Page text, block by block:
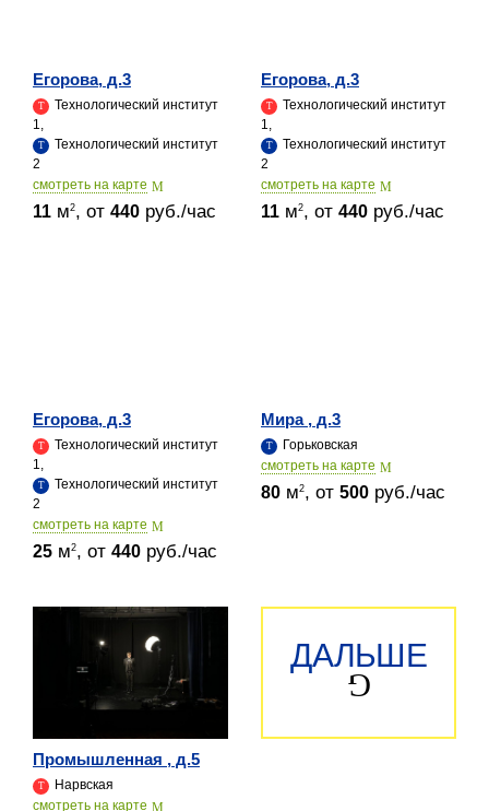
Егорова, д.3
Технологический институт
1,
Технологический институт
2
cмотреть на карте
11 м2, от 440 руб./час
Егорова, д.3
Технологический институт
1,
Технологический институт
2
cмотреть на карте
11 м2, от 440 руб./час
Егорова, д.3
Технологический институт
1,
Технологический институт
2
cмотреть на карте
25 м2, от 440 руб./час
Мира , д.3
Горьковская
cмотреть на карте
80 м2, от 500 руб./час
Промышленная , д.5
Нарвская
cмотреть на карте
ДАЛЬШЕ